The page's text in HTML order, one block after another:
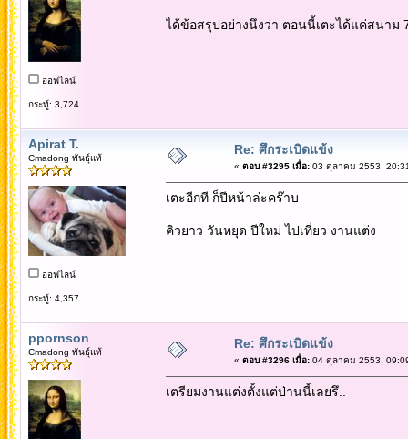
ออฟไลน์
กระทู้: 3,724
ได้ข้อสรุปอย่างนึงว่า ตอนนี้เตะได้แค่สนา
Apirat T.
Cmadong พันธุ์แท้
ออฟไลน์
กระทู้: 4,357
Re: ศึกระเบิดแข้ง
« ตอบ #3295 เมื่อ:03 ตุลาคม 2553,
เตะอีกที ก็ปีหน้าล่ะคร๊าบ
คิวยาว วันหยุด ปีใหม่ ไปเที่ยว งานแต่ง
ppornson
Cmadong พันธุ์แท้
Re: ศึกระเบิดแข้ง
« ตอบ #3296 เมื่อ:04 ตุลาคม 2553,
เตรียมงานแต่งตั้งแต่ป่านนี้เลยรึ..